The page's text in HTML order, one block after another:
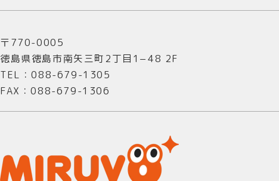
〒770-0005
徳島県徳島市南矢三町2丁目1−48 2F
TEL：088-679-1305
FAX：088-679-1306